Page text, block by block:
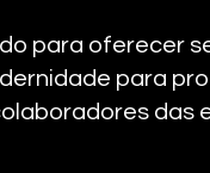
para oferecer
para
das